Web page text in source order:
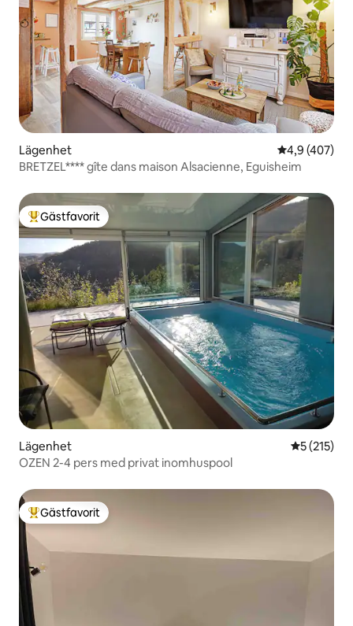
Lägenhet 4,9 av 5 i
4,9 (407)
BRETZEL**** gîte dans maison Alsacienne, Eguisheim
Populär gästfavorit
Gästfavorit
Lägenhet 5 av 5 i
5 (215)
OZEN 2-4 pers med privat inomhuspool
Populär gästfavorit
Gästfavorit